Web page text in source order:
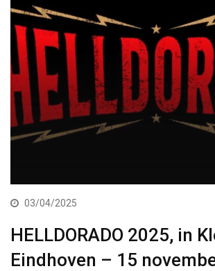
03/04/2025
HELLDORADO 2025, in
Eindhoven – 15